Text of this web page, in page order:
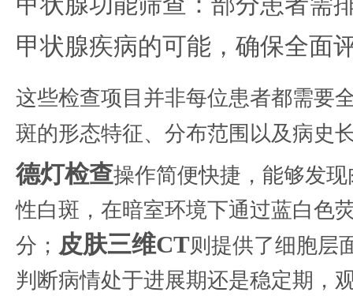
甲状腺疾病的可能，确保全面
这些检查项目并非每位患者都需要
斑的形态特征、分布范围以及病史
德灯检查操作简便快捷，能够发
性白斑，在暗室环境下通过蓝白色
分； 皮肤三维CT则提供了细胞层
判断病情处于进展期还是稳定期，